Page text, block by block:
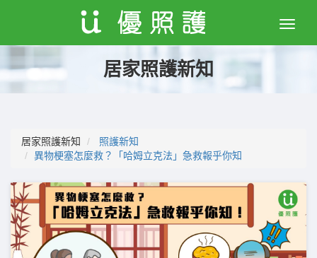
Toggle
居家照護新知
居家照護新知
照護新知
異物梗塞怎麼救？「哈姆立克法」急救報乎你知